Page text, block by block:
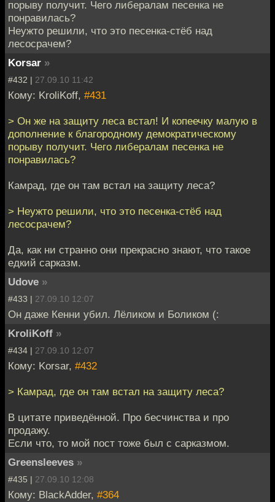
порыву получит. Чего либералам песенка не
понравилась?
Неужто решили, что это песенка-стёб над
лесосрачем?
Korsar »
#432 | 27.09.10 11:42
Кому: KroliKoff, #431
> Он же на защиту леса встал! И копеечку малую в
дополнение к благородному демократическому
порыву получит. Чего либералам песенка не
понравилась?
Камрад, где он там встал на защиту леса?
> Неужто решили, что это песенка-стёб над
лесосрачем?
Да, как ни странно они прекрасно знают, что такое
едкий сарказм.
Udove »
#433 | 27.09.10 12:07
Он даже Кенни убил. Лёликом и Боликом (:
KroliKoff »
#434 | 27.09.10 12:07
Кому: Korsar, #432
> Камрад, где он там встал на защиту леса?
В цитате приведённой. Про бесчинства и про
продажу.
Если что, то мой пост тоже был с сарказмом.
Greensleeves »
#435 | 27.09.10 12:08
Кому: BlackAdder, #364